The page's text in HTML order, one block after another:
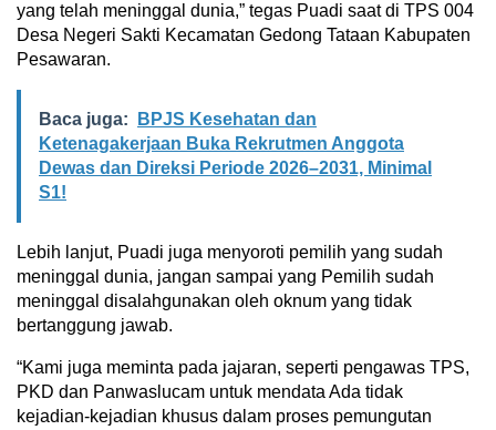
yang telah meninggal dunia,” tegas Puadi saat di TPS 004
Desa Negeri Sakti Kecamatan Gedong Tataan Kabupaten
Pesawaran.
Baca juga:
BPJS Kesehatan dan
Ketenagakerjaan Buka Rekrutmen Anggota
Dewas dan Direksi Periode 2026–2031, Minimal
S1!
Lebih lanjut, Puadi juga menyoroti pemilih yang sudah
meninggal dunia, jangan sampai yang Pemilih sudah
meninggal disalahgunakan oleh oknum yang tidak
bertanggung jawab.
“Kami juga meminta pada jajaran, seperti pengawas TPS,
PKD dan Panwaslucam untuk mendata Ada tidak
kejadian-kejadian khusus dalam proses pemungutan